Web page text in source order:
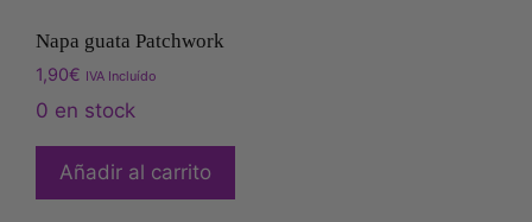
Napa guata Patchwork
1,90€ IVA Incluído
0 en stock
Añadir al carrito